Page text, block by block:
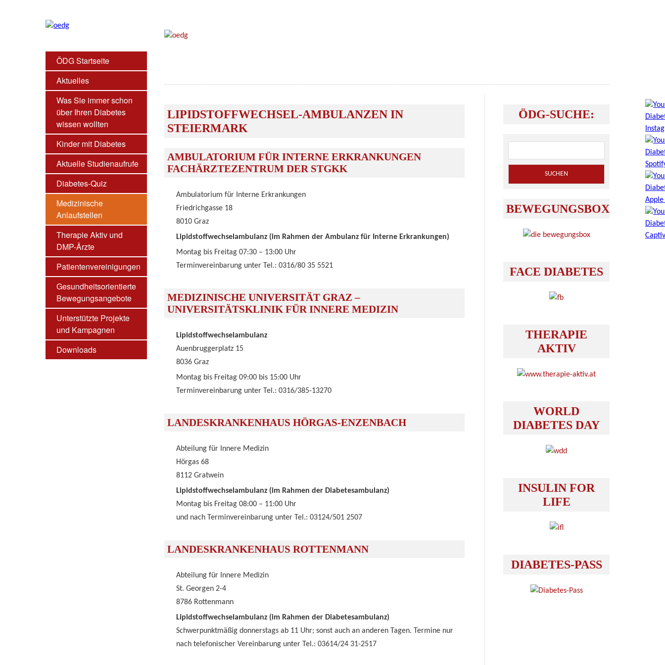
ÖDG Startseite
Aktuelles
Was Sie immer schon
über Ihren Diabetes
wissen wollten
Kinder mit Diabetes
Aktuelle Studienaufrufe
Diabetes-Quiz
Medizinische
Anlaufstellen
Therapie Aktiv und
DMP-Ärzte
Patientenvereinigungen
Gesundheitsorientierte
Bewegungsangebote
Unterstützte Projekte
und Kampagnen
Downloads
LIPIDSTOFFWECHSEL-AMBULANZEN IN
STEIERMARK
AMBULATORIUM FÜR INTERNE ERKRANKUNGEN
FACHÄRZTEZENTRUM DER STGKK
Ambulatorium für Interne Erkrankungen
Friedrichgasse 18
8010 Graz
Lipidstoffwechselambulanz (im Rahmen der Ambulanz für Interne Erkrankungen)
Montag bis Freitag 07:30 – 13:00 Uhr
Terminvereinbarung unter Tel.: 0316/80 35 5521
MEDIZINISCHE UNIVERSITÄT GRAZ –
UNIVERSITÄTSKLINIK FÜR INNERE MEDIZIN
Lipidstoffwechselambulanz
Auenbruggerplatz 15
8036 Graz
Montag bis Freitag 09:00 bis 15:00 Uhr
Terminvereinbarung unter Tel.: 0316/385-13270
LANDESKRANKENHAUS HÖRGAS-ENZENBACH
Abteilung für Innere Medizin
Hörgas 68
8112 Gratwein
Lipidstoffwechselambulanz (im Rahmen der Diabetesambulanz)
Montag bis Freitag 08:00 – 11:00 Uhr
und nach Terminvereinbarung unter Tel.: 03124/501 2507
LANDESKRANKENHAUS ROTTENMANN
Abteilung für Innere Medizin
St. Georgen 2-4
8786 Rottenmann
Lipidstoffwechselambulanz (im Rahmen der Diabetesambulanz)
Schwerpunktmäßig donnerstags ab 11 Uhr; sonst auch an anderen Tagen. Termine nur
nach telefonischer Vereinbarung unter Tel.: 03614/24 31-2517
ÖDG-SUCHE:
BEWEGUNGSBOX
FACE DIABETES
THERAPIE
AKTIV
WORLD
DIABETES DAY
INSULIN FOR
LIFE
DIABETES-PASS